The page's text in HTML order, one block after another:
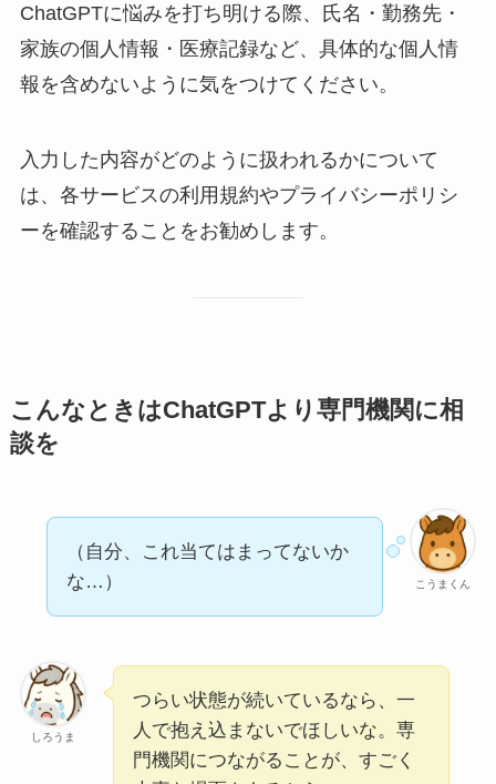
ChatGPTに悩みを打ち明ける際、氏名・勤務先・
家族の個人情報・医療記録など、具体的な個人情
報を含めないように気をつけてください。
入力した内容がどのように扱われるかについて
は、各サービスの利用規約やプライバシーポリシ
ーを確認することをお勧めします。
こんなときはChatGPTより専門機関に相
談を
こうまくん
（自分、これ当てはまってないか
な…）
しろうま
つらい状態が続いているなら、一
人で抱え込まないでほしいな。専
門機関につながることが、すごく